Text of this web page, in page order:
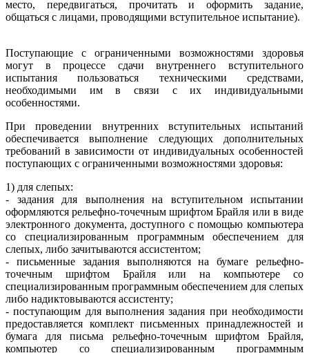
место, передвигаться, прочитать и оформить задание,
общаться с лицами, проводящими вступительное испытание).
Поступающие с ограниченными возможностями здоровья
могут в процессе сдачи внутреннего вступительного
испытания пользоваться техническими средствами,
необходимыми им в связи с их индивидуальными
особенностями.
При проведении внутренних вступительных испытаний
обеспечивается выполнение следующих дополнительных
требований в зависимости от индивидуальных особенностей
поступающих с ограниченными возможностями здоровья:
1) для слепых:
- задания для выполнения на вступительном испытании
оформляются рельефно-точечным шрифтом Брайля или в виде
электронного документа, доступного с помощью компьютера
со специализированным программным обеспечением для
слепых, либо зачитываются ассистентом;
- письменные задания выполняются на бумаге рельефно-
точечным шрифтом Брайля или на компьютере со
специализированным программным обеспечением для слепых
либо надиктовываются ассистенту;
- поступающим для выполнения задания при необходимости
предоставляется комплект письменных принадлежностей и
бумага для письма рельефно-точечным шрифтом Брайля,
компьютер со специализированным программным